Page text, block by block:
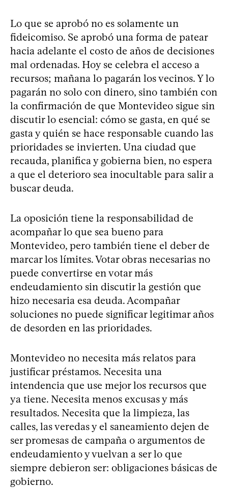
Lo que se aprobó no es solamente un
fideicomiso. Se aprobó una forma de patear
hacia adelante el costo de años de decisiones
mal ordenadas. Hoy se celebra el acceso a
recursos; mañana lo pagarán los vecinos. Y lo
pagarán no solo con dinero, sino también con
la confirmación de que Montevideo sigue sin
discutir lo esencial: cómo se gasta, en qué se
gasta y quién se hace responsable cuando las
prioridades se invierten. Una ciudad que
recauda, planifica y gobierna bien, no espera
a que el deterioro sea inocultable para salir a
buscar deuda.
La oposición tiene la responsabilidad de
acompañar lo que sea bueno para
Montevideo, pero también tiene el deber de
marcar los límites. Votar obras necesarias no
puede convertirse en votar más
endeudamiento sin discutir la gestión que
hizo necesaria esa deuda. Acompañar
soluciones no puede significar legitimar años
de desorden en las prioridades.
Montevideo no necesita más relatos para
justificar préstamos. Necesita una
intendencia que use mejor los recursos que
ya tiene. Necesita menos excusas y más
resultados. Necesita que la limpieza, las
calles, las veredas y el saneamiento dejen de
ser promesas de campaña o argumentos de
endeudamiento y vuelvan a ser lo que
siempre debieron ser: obligaciones básicas de
gobierno.